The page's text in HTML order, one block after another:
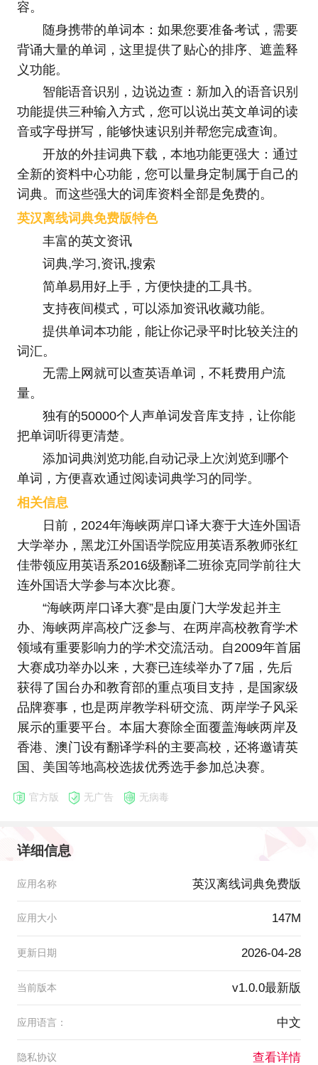
容。
随身携带的单词本：如果您要准备考试，需要
背诵大量的单词，这里提供了贴心的排序、遮盖释
义功能。
智能语音识别，边说边查：新加入的语音识别
功能提供三种输入方式，您可以说出英文单词的读
音或字母拼写，能够快速识别并帮您完成查询。
开放的外挂词典下载，本地功能更强大：通过
全新的资料中心功能，您可以量身定制属于自己的
词典。而这些强大的词库资料全部是免费的。
英汉离线词典免费版特色
丰富的英文资讯
词典,学习,资讯,搜索
简单易用好上手，方便快捷的工具书。
支持夜间模式，可以添加资讯收藏功能。
提供单词本功能，能让你记录平时比较关注的
词汇。
无需上网就可以查英语单词，不耗费用户流
量。
独有的50000个人声单词发音库支持，让你能
把单词听得更清楚。
添加词典浏览功能,自动记录上次浏览到哪个
单词，方便喜欢通过阅读词典学习的同学。
相关信息
日前，2024年海峡两岸口译大赛于大连外国语
大学举办，黑龙江外国语学院应用英语系教师张红
佳带领应用英语系2016级翻译二班徐克同学前往大
连外国语大学参与本次比赛。
“海峡两岸口译大赛”是由厦门大学发起并主
办、海峡两岸高校广泛参与、在两岸高校教育学术
领域有重要影响力的学术交流活动。自2009年首届
大赛成功举办以来，大赛已连续举办了7届，先后
获得了国台办和教育部的重点项目支持，是国家级
品牌赛事，也是两岸教学科研交流、两岸学子风采
展示的重要平台。本届大赛除全面覆盖海峡两岸及
香港、澳门设有翻译学科的主要高校，还将邀请英
国、美国等地高校选拔优秀选手参加总决赛。
官方版 无广告 无病毒
详细信息
应用名称 英汉离线词典免费版
应用大小 147M
更新日期 2026-04-28
当前版本 v1.0.0最新版
应用语言： 中文
隐私协议 查看详情